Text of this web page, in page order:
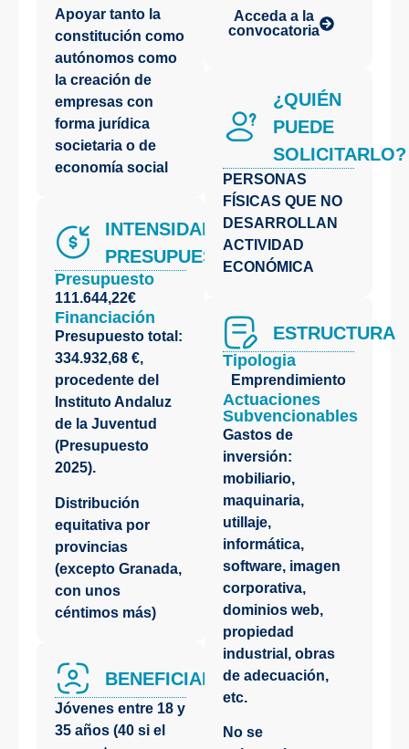
Apoyar tanto la
constitución como
autónomos como
la creación de
empresas con
forma jurídica
societaria o de
economía social
INTENSIDAD Y
PRESUPUESTO
Presupuesto
111.644,22€
Financiación
Presupuesto total:
334.932,68 €,
procedente del
Instituto Andaluz
de la Juventud
(Presupuesto
2025).
Distribución
equitativa por
provincias
(excepto Granada,
con unos
céntimos más)
BENEFICIARIOS
Jóvenes entre 18 y
35 años (40 si el
Acceda a la
convocatoria
¿QUIÉN
PUEDE
SOLICITARLO?
PERSONAS
FÍSICAS QUE NO
DESARROLLAN
ACTIVIDAD
ECONÓMICA
ESTRUCTURA
Tipologia
Emprendimiento
Actuaciones
Subvencionables
Gastos de
inversión:
mobiliario,
maquinaria,
utillaje,
informática,
software, imagen
corporativa,
dominios web,
propiedad
industrial, obras
de adecuación,
etc.
No se